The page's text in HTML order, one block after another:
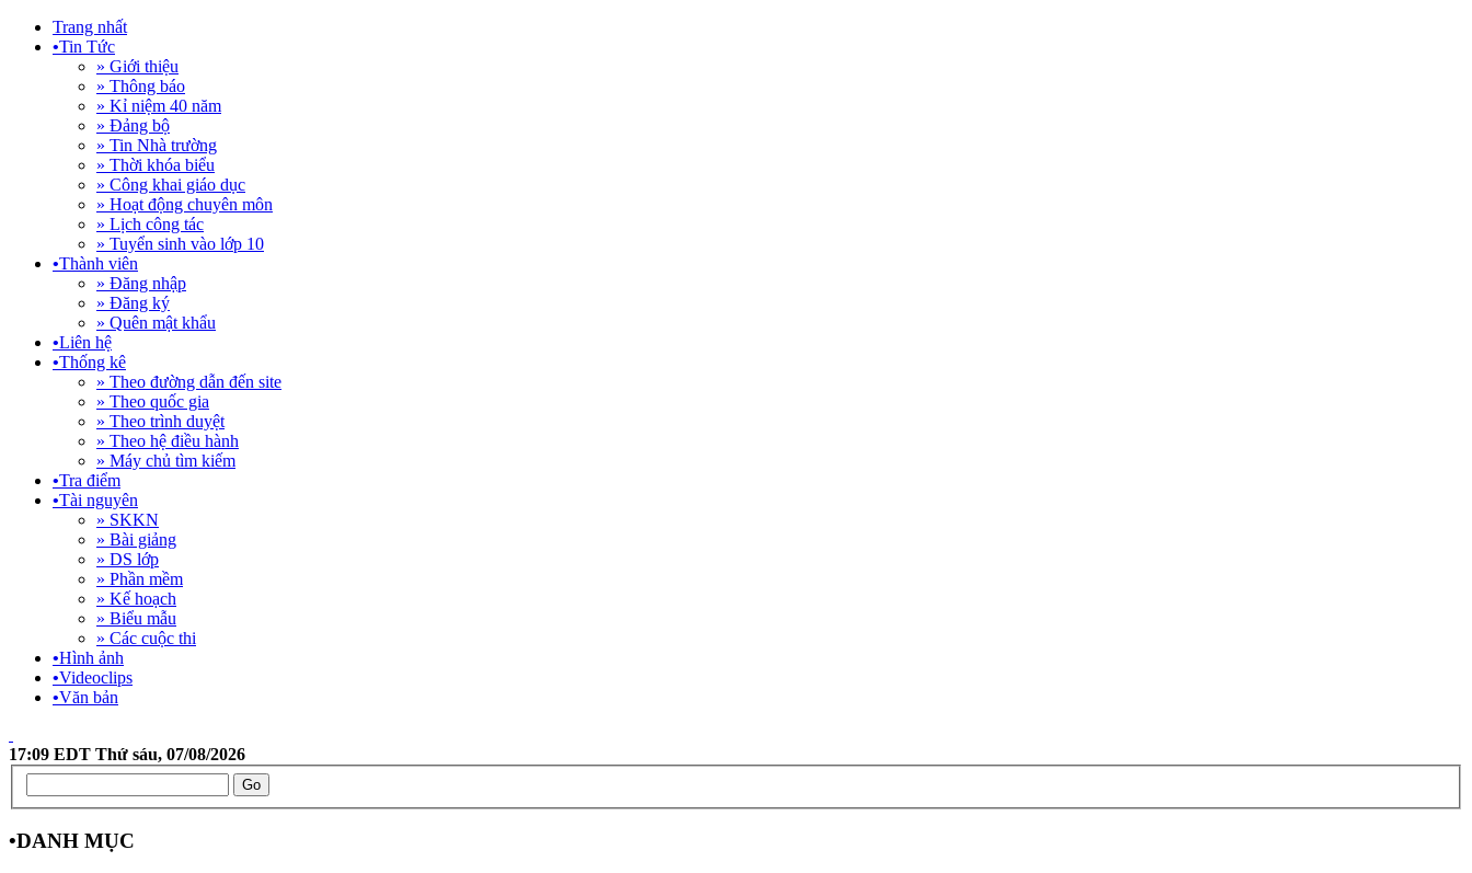
Trang nhất
•Tin Tức
» Giới thiệu
» Thông báo
» Kỉ niệm 40 năm
» Đảng bộ
» Tin Nhà trường
» Thời khóa biểu
» Công khai giáo dục
» Hoạt động chuyên môn
» Lịch công tác
» Tuyển sinh vào lớp 10
•Thành viên
» Đăng nhập
» Đăng ký
» Quên mật khẩu
•Liên hệ
•Thống kê
» Theo đường dẫn đến site
» Theo quốc gia
» Theo trình duyệt
» Theo hệ điều hành
» Máy chủ tìm kiếm
•Tra điểm
•Tài nguyên
» SKKN
» Bài giảng
» DS lớp
» Phần mềm
» Kế hoạch
» Biểu mẫu
» Các cuộc thi
•Hình ảnh
•Videoclips
•Văn bản
17:09 EDT Thứ sáu, 07/08/2026
•DANH MỤC